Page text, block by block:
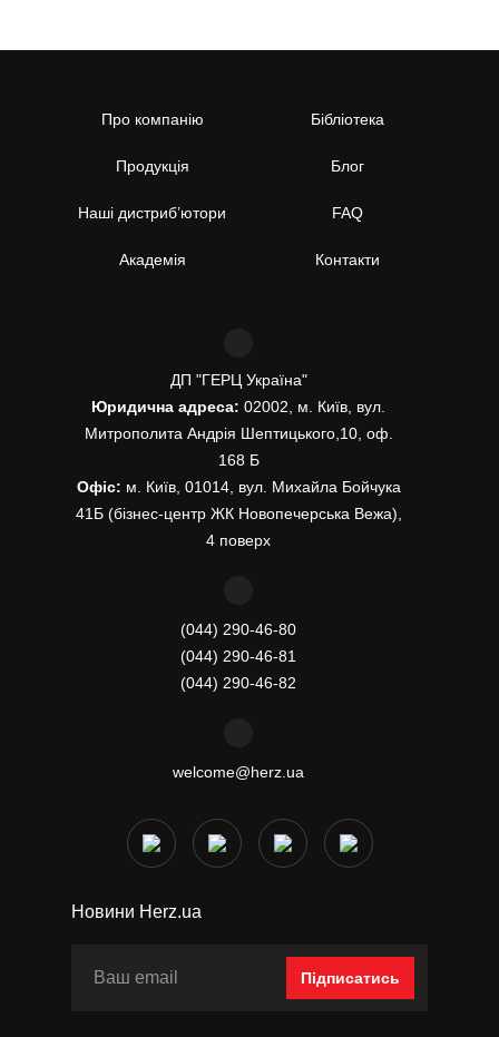
Про компанію
Продукція
Наші дистриб’ютори
Академія
Бібліотека
Блог
FAQ
Контакти
ДП "ГЕРЦ Україна"
Юридична адреса: 02002, м. Київ, вул.
Митрополита Андрія Шептицького,10, оф.
168 Б
Офіс: м. Київ, 01014, вул. Михайла Бойчука
41Б (бізнес-центр ЖК Новопечерська Вежа),
4 поверх
(044) 290-46-80
(044) 290-46-81
(044) 290-46-82
welcome@herz.ua
Новини Herz.ua
Підписатись